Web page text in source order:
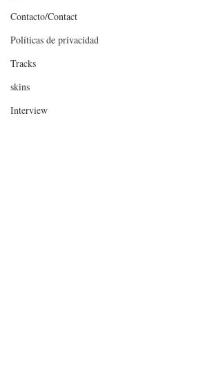
Contacto/Contact
Políticas de privacidad
Tracks
skins
Interview